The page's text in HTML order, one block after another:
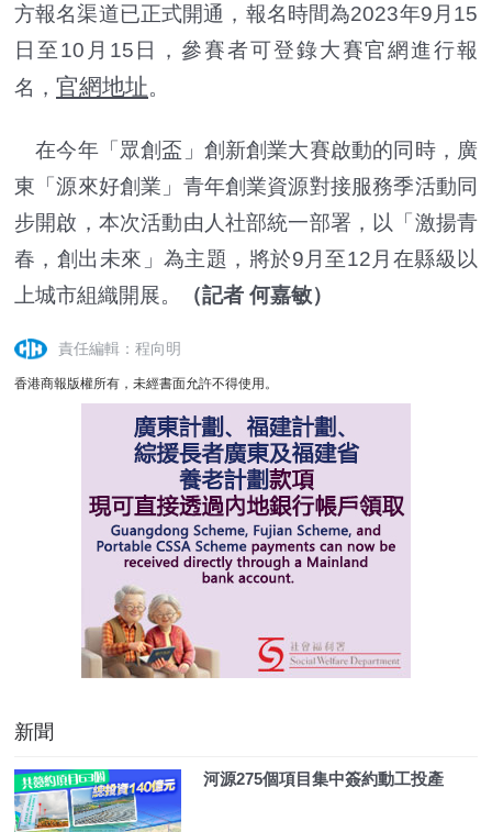
方報名渠道已正式開通，報名時間為2023年9月15
日至10月15日，參賽者可登錄大賽官網進行報
名， 官網地址。
在今年「眾創盃」創新創業大賽啟動的同時，廣
東「源來好創業」青年創業資源對接服務季活動同
步開啟，本次活動由人社部統一部署，以「激揚青
春，創出未來」為主題，將於9月至12月在縣級以
上城市組織開展。
（記者 何嘉敏）
責任編輯：程向明
香港商報版權所有，未經書面允許不得使用。
新聞
河源275個項目集中簽約動工投產